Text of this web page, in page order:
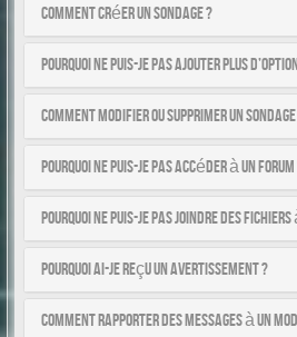
Comment créer un sondage ?
Pourquoi ne puis-je pas ajouter plus
Comment modifier ou supprimer un
Pourquoi ne puis-je pas accéder à un forum
Pourquoi ne puis-je pas joindre des fichiers
Pourquoi ai-je reçu un avertissement ?
Comment rapporter des messages à un